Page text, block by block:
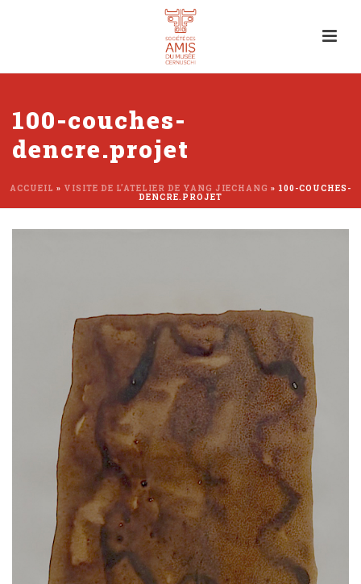
100-couches-
dencre.projet
ACCUEIL » VISITE DE L’ATELIER DE YANG JIECHANG » 100-COUCHES-
DENCRE.PROJET